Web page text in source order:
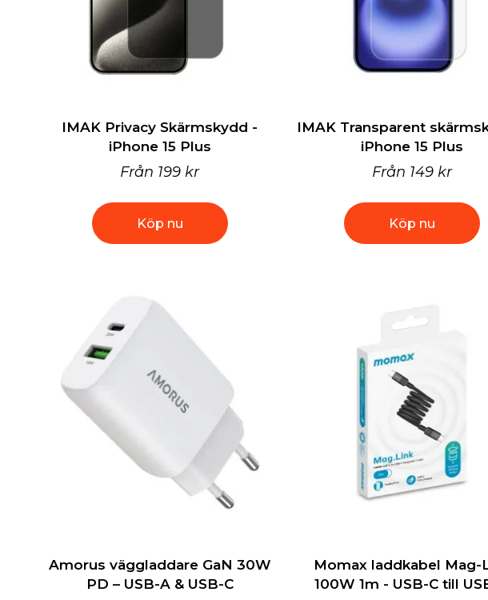
IMAK Privacy Skärmskydd -
iPhone 15 Plus
Från 199 kr
Köp nu
IMAK Transparent
iPhone 15 Plus
Från 149 kr
Köp nu
Amorus väggladdare GaN 30W
PD – USB-A & USB-C
Momax laddkabel Mag-
100W 1m - USB-C till